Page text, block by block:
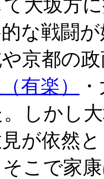
大坂方
な戦闘
京都の
有楽）
しかし
が依然
こで家